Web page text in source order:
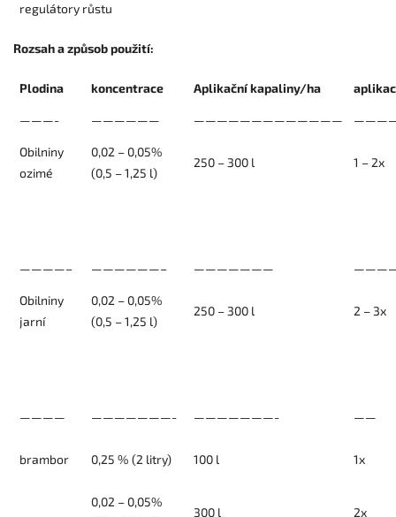
regulátory růstu
Rozsah a způsob použití:
Plodina koncentrace Aplikační kapaliny/ha
———- —————— —————————————
Obilniny
ozimé
0,02 – 0,05%
(0,5 – 1,25 l)
250 – 300 l 1 – 2x
————– ——————– ———————
Obilniny
jarní
0,02 – 0,05%
(0,5 – 1,25 l)
250 – 300 l 2 – 3x
———— ———————- ———————- ——
brambor 0,25 % (2 litry) 100 l 1x
0,02 – 0,05%
300 l 2x